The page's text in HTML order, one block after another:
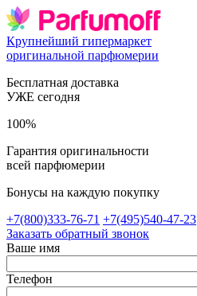
Крупнейший гипермаркет
оригинальной парфюмерии
Бесплатная доставка
УЖЕ сегодня
100%
Гарантия оригинальности
всей парфюмерии
Бонусы на каждую покупку
+7(800)333-76-71 +7(495)540-47-23
Заказать обратный звонок
Ваше имя
Телефон